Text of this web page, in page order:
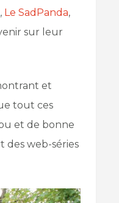
, Le SadPanda,
sur leur
et
tout ces
et de bonne
des web-séries